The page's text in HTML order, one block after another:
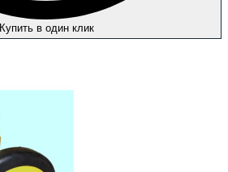
Купить в один клик